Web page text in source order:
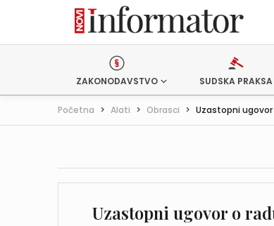
ZAKONODAVSTVO SUDSKA PRAKSA
Početna > Alati > Obrasci > Uzastopni
Uzastopni ugovor o